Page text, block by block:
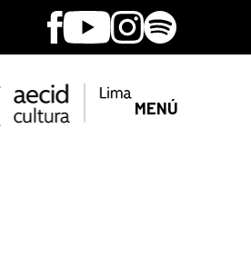
Facebook
YoutubeInstagram
Spotify
MENÚ